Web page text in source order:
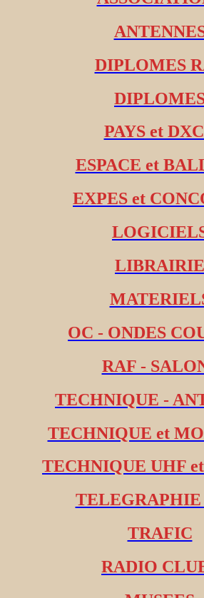
DIPLOMES
PAYS et
ESPACE et
EXPES et
LIBRAIRIE
OC - ONDES
RAF -
TECHNIQUE -
TECHNIQUE et
TECHNIQUE UHF
TELEGRAPHIE
TRAFIC
RADIO